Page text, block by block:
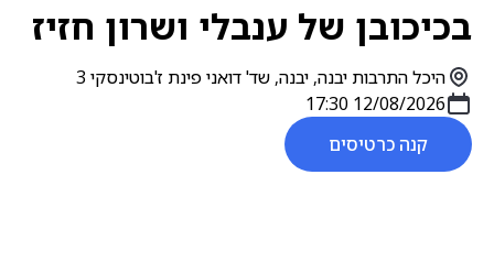
בכיכובן של ענבלי ושרון חזיז
12/08/2026 17:30
היכל התרבות יבנה, יבנה, שד' דואני פינת ז'בוטינסקי 3
קנה כרטיסים